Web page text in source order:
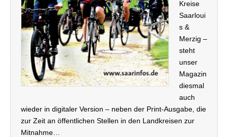
Kreise
Saarloui
s &
Merzig –
steht
unser
Magazin
diesmal
auch
wieder in digitaler Version – neben der Print-Ausgabe, die
zur Zeit an öffentlichen Stellen in den Landkreisen zur
Mitnahme…